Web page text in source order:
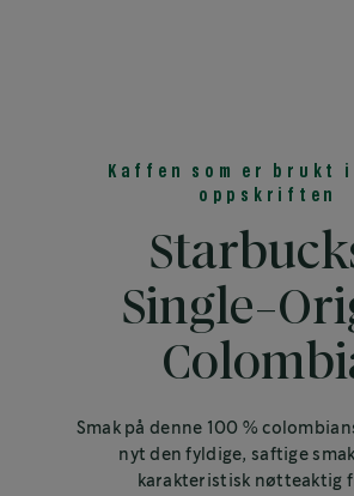
Kaffen som er brukt i
oppskriften
Single-
Smak på denne 100 %
nyt den fyldige, saftige
karakteristisk nøtteaktig